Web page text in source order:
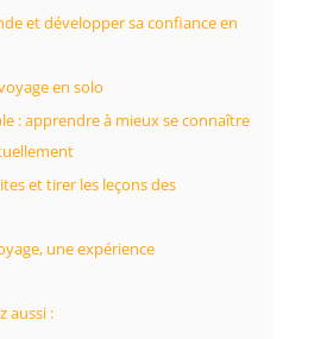
et développer sa confiance en
en solo
: apprendre à mieux se connaître
et tirer les leçons des
une expérience
aussi :